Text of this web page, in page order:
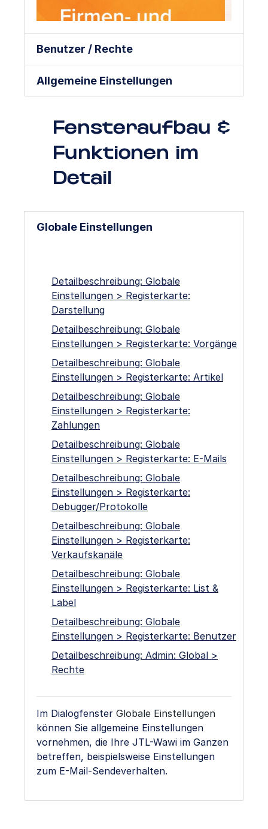
Benutzer / Rechte
Allgemeine Einstellungen
Fensteraufbau &
Funktionen im
Detail
Globale Einstellungen
Detailbeschreibung: Globale
Einstellungen > Registerkarte:
Darstellung
Detailbeschreibung: Globale
Einstellungen > Registerkarte: Vorgänge
Detailbeschreibung: Globale
Einstellungen > Registerkarte: Artikel
Detailbeschreibung: Globale
Einstellungen > Registerkarte:
Zahlungen
Detailbeschreibung: Globale
Einstellungen > Registerkarte: E-Mails
Detailbeschreibung: Globale
Einstellungen > Registerkarte:
Debugger/Protokolle
Detailbeschreibung: Globale
Einstellungen > Registerkarte:
Verkaufskanäle
Detailbeschreibung: Globale
Einstellungen > Registerkarte: List &
Label
Detailbeschreibung: Globale
Einstellungen > Registerkarte: Benutzer
Detailbeschreibung: Admin: Global >
Rechte
Im Dialogfenster Globale Einstellungen
können Sie allgemeine Einstellungen
vornehmen, die Ihre JTL-Wawi im Ganzen
betreffen, beispielsweise Einstellungen
zum E-Mail-Sendeverhalten.